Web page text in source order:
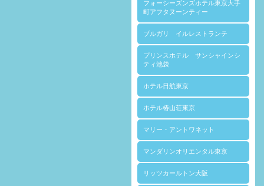
フォーシーズンズホテル東京大手
町アフタヌーンティー
ブルガリ イルレストランテ
プリンスホテル サンシャインシ
ティ池袋
ホテル日航東京
ホテル椿山荘東京
マリー・アントワネット
マンダリンオリエンタル東京
リッツカールトン大阪